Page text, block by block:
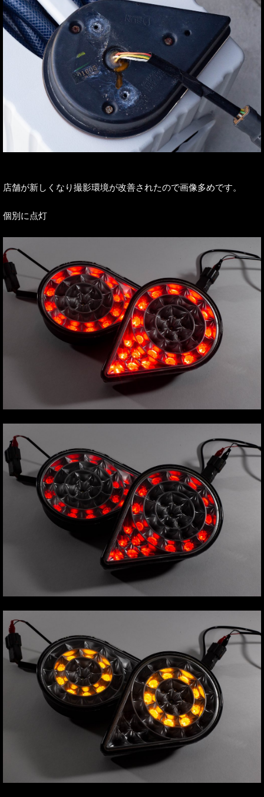
店舗が新しくなり撮影環境が改善されたので画像多めです。
個別に点灯